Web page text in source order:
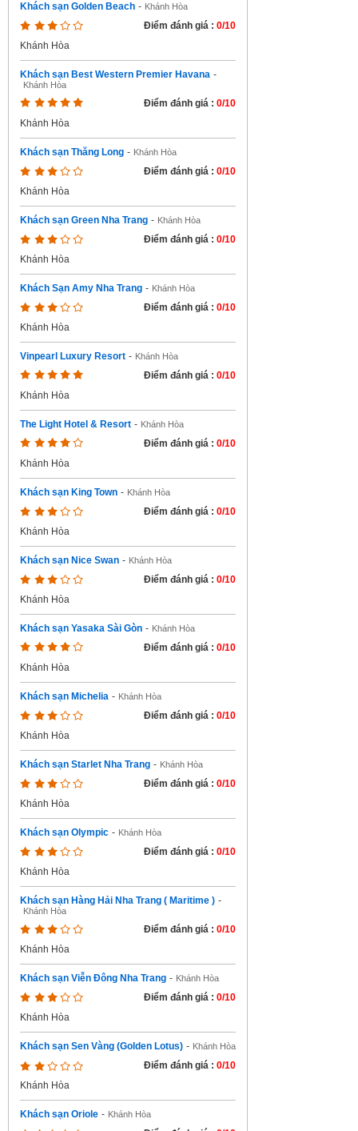
Khách sạn Golden Beach - Khánh Hòa
Điểm đánh giá : 0/10
Khánh Hòa
Khách sạn Best Western Premier Havana -
Khánh Hòa
Điểm đánh giá : 0/10
Khánh Hòa
Khách sạn Thăng Long - Khánh Hòa
Điểm đánh giá : 0/10
Khánh Hòa
Khách sạn Green Nha Trang - Khánh Hòa
Điểm đánh giá : 0/10
Khánh Hòa
Khách Sạn Amy Nha Trang - Khánh Hòa
Điểm đánh giá : 0/10
Khánh Hòa
Vinpearl Luxury Resort - Khánh Hòa
Điểm đánh giá : 0/10
Khánh Hòa
The Light Hotel & Resort - Khánh Hòa
Điểm đánh giá : 0/10
Khánh Hòa
Khách sạn King Town - Khánh Hòa
Điểm đánh giá : 0/10
Khánh Hòa
Khách sạn Nice Swan - Khánh Hòa
Điểm đánh giá : 0/10
Khánh Hòa
Khách sạn Yasaka Sài Gòn - Khánh Hòa
Điểm đánh giá : 0/10
Khánh Hòa
Khách sạn Michelia - Khánh Hòa
Điểm đánh giá : 0/10
Khánh Hòa
Khách sạn Starlet Nha Trang - Khánh Hòa
Điểm đánh giá : 0/10
Khánh Hòa
Khách sạn Olympic - Khánh Hòa
Điểm đánh giá : 0/10
Khánh Hòa
Khách sạn Hàng Hải Nha Trang ( Maritime ) -
Khánh Hòa
Điểm đánh giá : 0/10
Khánh Hòa
Khách sạn Viễn Đông Nha Trang - Khánh Hòa
Điểm đánh giá : 0/10
Khánh Hòa
Khách sạn Sen Vàng (Golden Lotus) - Khánh Hòa
Điểm đánh giá : 0/10
Khánh Hòa
Khách sạn Oriole - Khánh Hòa